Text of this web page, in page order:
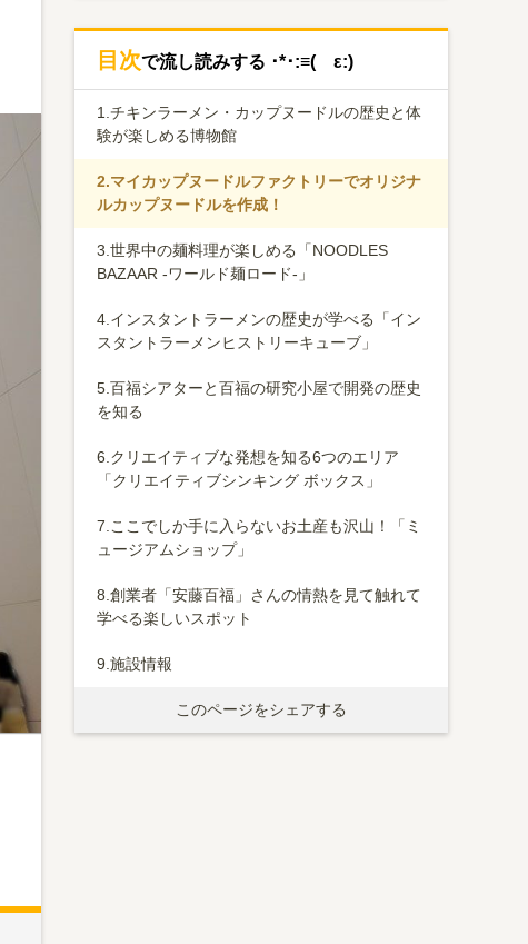
目次で流し読みする ･*･:≡( ε:)
1. チキンラーメン・カップヌードルの歴史と体
験が楽しめる博物館
2.マイカップヌードルファクトリーでオリジナ
ルカップヌードルを作成！
3. 世界中の麺料理が楽しめる「NOODLES
BAZAAR -ワールド麺ロード-」
4. インスタントラーメンの歴史が学べる「イン
スタントラーメンヒストリーキューブ」
5. 百福シアターと百福の研究小屋で開発の歴史
を知る
6. クリエイティブな発想を知る6つのエリア
「クリエイティブシンキング ボックス」
7. ここでしか手に入らないお土産も沢山！「ミ
ュージアムショップ」
8. 創業者「安藤百福」さんの情熱を見て触れて
学べる楽しいスポット
9. 施設情報
このページをシェアする